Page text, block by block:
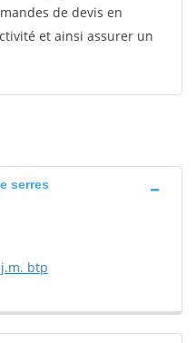
de devis en
et ainsi assurer un
serres
btp